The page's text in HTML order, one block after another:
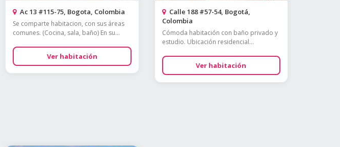
Ac 13 #115-75, Bogota, Colombia
Se comparte habitacion, con sus áreas
comunes. (Cocina, sala, baño) En su...
Ver habitación
Calle 188 #57-54, Bogotá,
Colombia
Cómoda habitación con baño privado y
estudio. Ubicación residencial...
Ver habitación